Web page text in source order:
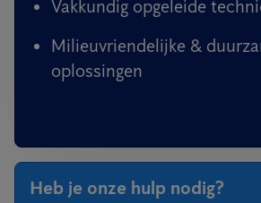
Vakkundig opgeleide
Milieuvriendelijke &
oplossingen
Heb je onze hulp nodig?